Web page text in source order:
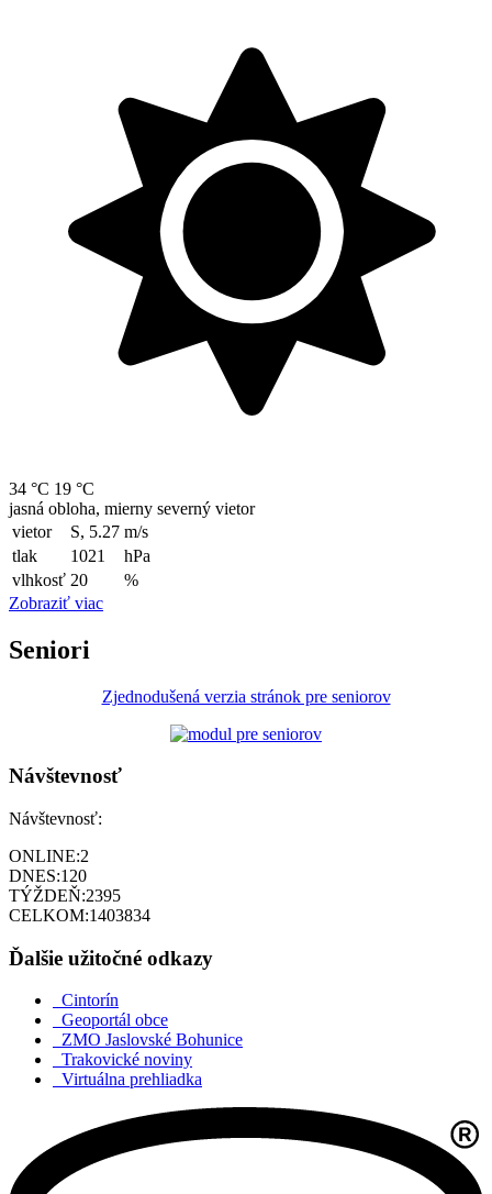
34 °C 19 °C
jasná obloha, mierny severný vietor
vietor
S, 5.27 m/s
tlak
1021
hPa
vlhkosť 20
%
Zobraziť viac
Seniori
Zjednodušená verzia stránok pre seniorov
Návštevnosť
Návštevnosť:
ONLINE:2
DNES:120
TÝŽDEŇ:2395
CELKOM:1403834
Ďalšie užitočné odkazy
Cintorín
Geoportál obce
ZMO Jaslovské Bohunice
Trakovické noviny
Virtuálna prehliadka